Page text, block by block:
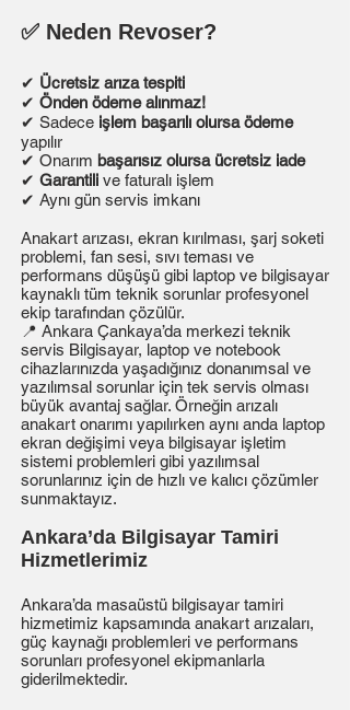
✅ Neden Revoser?
✔ Ücretsiz arıza tespiti
✔ Önden ödeme alınmaz!
✔ Sadece işlem başarılı olursa ödeme
yapılır
✔ Onarım başarısız olursa ücretsiz iade
✔ Garantili ve faturalı işlem
✔ Aynı gün servis imkanı
Anakart arızası, ekran kırılması, şarj soketi
problemi, fan sesi, sıvı teması ve
performans düşüşü gibi laptop ve bilgisayar
kaynaklı tüm teknik sorunlar profesyonel
ekip tarafından çözülür.
📍 Ankara Çankaya’da merkezi teknik
servis Bilgisayar, laptop ve notebook
cihazlarınızda yaşadığınız donanımsal ve
yazılımsal sorunlar için tek servis olması
büyük avantaj sağlar. Örneğin arızalı
anakart onarımı yapılırken aynı anda laptop
ekran değişimi veya bilgisayar işletim
sistemi problemleri gibi yazılımsal
sorunlarınız için de hızlı ve kalıcı çözümler
sunmaktayız.
Ankara’da Bilgisayar Tamiri
Hizmetlerimiz
Ankara’da masaüstü bilgisayar tamiri
hizmetimiz kapsamında anakart arızaları,
güç kaynağı problemleri ve performans
sorunları profesyonel ekipmanlarla
giderilmektedir.